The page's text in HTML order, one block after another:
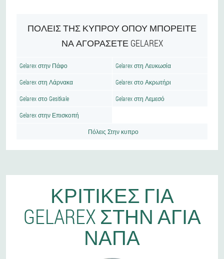
ΠΌΛΕΙΣ ΤΗΣ ΚΎΠΡΟΥ ΌΠΟΥ ΜΠΟΡΕΊΤΕ
ΝΑ ΑΓΟΡΆΣΕΤΕ GELAREX
Gelarex στην Πάφο Gelarex στη Λευκωσία
Gelarex στη Λάρνακα Gelarex στο Ακρωτήρι
Gelarex στο Gesitkale Gelarex στη Λεμεσό
Gelarex στην Επισκοπή
Πόλεις Στην κυπρο
ΚΡΙΤΙΚΈΣ ΓΙΑ
GELAREX ΣΤΗΝ ΑΓΊΑ
ΝΑΠΑ